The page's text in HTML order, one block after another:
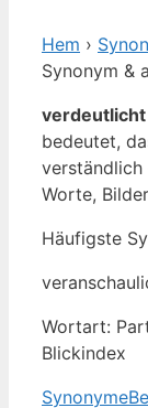
Hem ›
Synonym &
verdeutlicht
bedeutet,
verständlich
Worte,
Häufigste
Wortart:
Blickindex
Synonyme